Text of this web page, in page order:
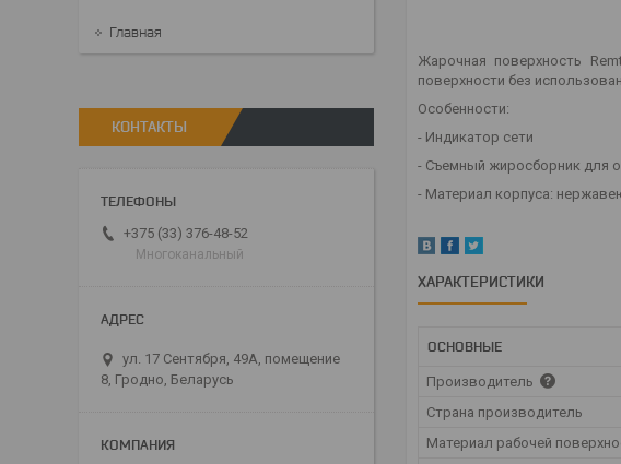
Жарочная поверхность
поверхности без
Особенности:
- Индикатор сети
- Съемный жиросборник для
- Материал корпуса:
ХАРАКТЕРИСТИКИ
ОСНОВНЫЕ
Производитель
Страна производитель
Материал рабочей
Главная
КОНТАКТЫ
+375 (33) 376-48-52
Многоканальный
ул. 17 Сентября, 49А, помещение
8, Гродно, Беларусь